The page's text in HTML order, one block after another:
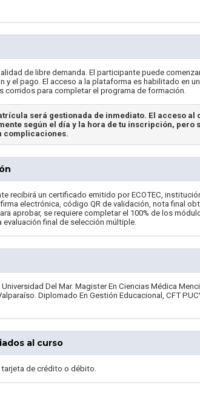
de libre demanda. El participante puede
y el pago. El acceso a la plataforma es habilitado en
corridos para completar el programa de formación.
será gestionada de inmediato. El acceso al
según el día y la hora de tu inscripción, pero
complicaciones.
recibirá un certificado emitido por ECOTEC,
electrónica, código QR de validación, nota final
aprobar, se requiere completar el 100% de los
evaluación final de selección múltiple.
Del Mar. Magister En Ciencias Médica
Diplomado En Gestión Educacional, CFT
al curso
de crédito o débito.